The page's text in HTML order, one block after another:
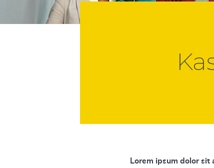
Lorem ipsum dolor